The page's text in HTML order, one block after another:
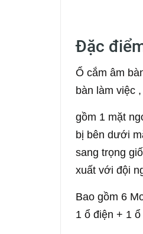
Đặc
Ổ cắm âm
bàn làm việc
gồm 1 mặt
bị bên dưới
sang trọng
xuất với đội
Bao gồm 6
1 ổ điện + 1